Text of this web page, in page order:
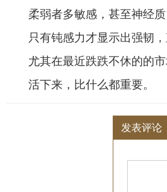
柔弱者多敏感，甚至神经
只有钝感力才显示出强韧，
尤其在最近跌跌不休的的
活下来，比什么都重要。
发表评论